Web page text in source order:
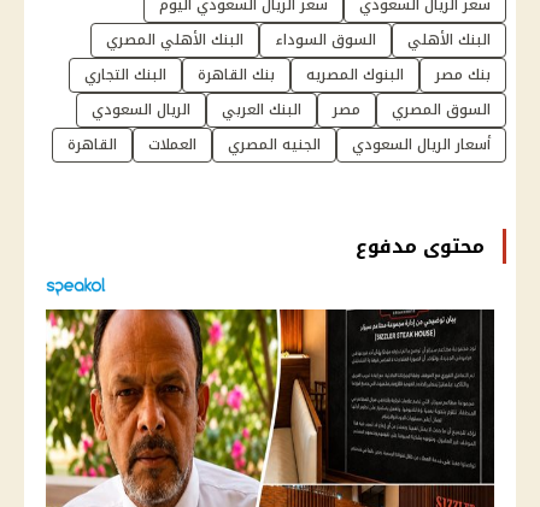
البنك الأهلي
السوق السوداء
البنك الأهلي المصري
بنك مصر
البنوك المصريه بنك القاهرة
البنك التجاري
السوق المصري
مصر البنك العربي
الريال السعودي
أسعار الريال السعودي
الجنيه المصري العملات القاهرة
محتوى مدفوع